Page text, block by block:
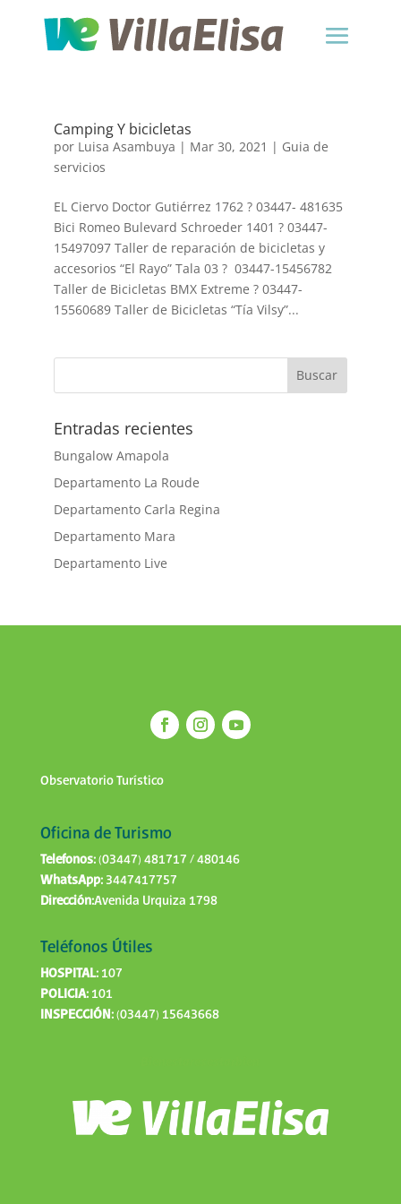
Camping Y bicicletas
por Luisa Asambuya | Mar 30, 2021 | Guia de
servicios
EL Ciervo Doctor Gutiérrez 1762 ? 03447- 481635
Bici Romeo Bulevard Schroeder 1401 ? 03447-
15497097 Taller de reparación de bicicletas y
accesorios “El Rayo” Tala 03 ? 03447-15456782
Taller de Bicicletas BMX Extreme ? 03447-
15560689 Taller de Bicicletas “Tía Vilsy”...
Entradas recientes
Bungalow Amapola
Departamento La Roude
Departamento Carla Regina
Departamento Mara
Departamento Live
Observatorio Turístico
Oficina de Turismo
Telefonos:(03447) 481717 / 480146
WhatsApp:3447417757
Dirección:Avenida Urquiza 1798
Teléfonos Útiles
HOSPITAL:107
POLICIA:101
INSPECCIÓN:(03447) 15643668